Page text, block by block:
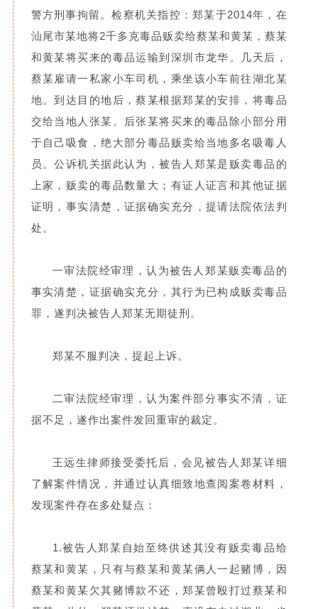
警方刑事拘留。检察机关指控：郑某于2014年，在
汕尾市某地将2千多克毒品贩卖给蔡某和黄某，蔡某
和黄某将买来的毒品运输到深圳市龙华。几天后，
蔡某雇请一私家小车司机，乘坐该小车前往湖北某
地。到达目的地后，蔡某根据郑某的安排，将毒品
交给当地人张某。后张某将买来的毒品除小部分用
于自己吸食，绝大部分毒品贩卖给当地多名吸毒人
员。公诉机关据此认为，被告人郑某是贩卖毒品的
上家，贩卖的毒品数量大；有证人证言和其他证据
证明，事实清楚，证据确实充分，提请法院依法判
处。
一审法院经审理，认为被告人郑某贩卖毒品的
事实清楚，证据确实充分，其行为已构成贩卖毒品
罪，遂判决被告人郑某无期徒刑。
郑某不服判决，提起上诉。
二审法院经审理，认为案件部分事实不清，证
据不足，遂作出案件发回重审的裁定。
王远生律师接受委托后，会见被告人郑某详细
了解案件情况，并通过认真细致地查阅案卷材料，
发现案件存在多处疑点：
1.被告人郑某自始至终供述其没有贩卖毒品给
蔡某和黄某，只有与蔡某和黄某俩人一起赌博，因
蔡某和黄某欠其赌博款不还，郑某曾殴打过蔡某和